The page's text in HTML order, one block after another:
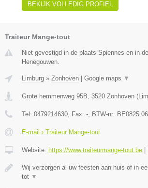
BEKIJK VOLLEDIG PROFIEL
Traiteur Mange-tout
Niet gevestigd in de plaats Spiennes en in
Henegouwen.
Limburg » Zonhoven Google maps ▼
Grote hemmenweg 95B, 3520 Zonhoven (
Tel: 0479214630, Fax: -, BTW-nr:
E-mail › Traiteur Mange-tout
Website: https://www.traiteurmange-tout.be
Wij verzorgen al uw feesten aan huis of in
tot ▼